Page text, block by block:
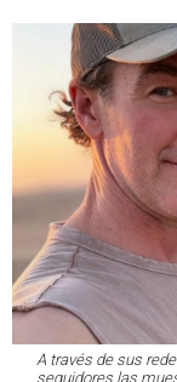
A través de sus
seguidores las